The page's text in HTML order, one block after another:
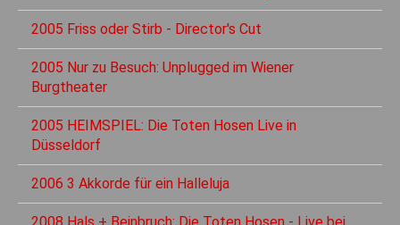
2005 Friss oder Stirb - Director's Cut
2005 Nur zu Besuch: Unplugged im Wiener
Burgtheater
2005 HEIMSPIEL: Die Toten Hosen Live in
Düsseldorf
2006 3 Akkorde für ein Halleluja